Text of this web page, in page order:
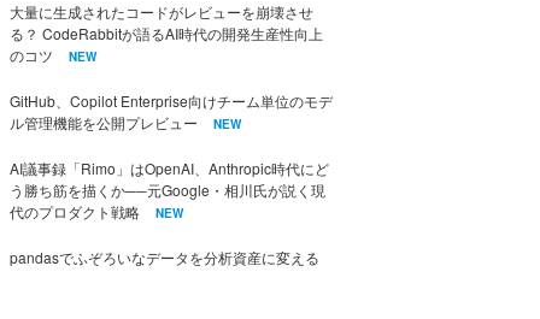
大量に生成されたコードがレビューを崩壊させ
る？ CodeRabbitが語るAI時代の開発生産性向上
のコツ
NEW
GitHub、Copilot Enterprise向けチーム単位のモデ
ル管理機能を公開プレビュー
NEW
AI議事録「Rimo」はOpenAI、Anthropic時代にど
う勝ち筋を描くか──元Google・相川氏が説く現
代のプロダクト戦略
NEW
pandasでふぞろいなデータを分析資産に変える